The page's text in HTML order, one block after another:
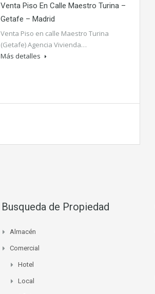
Venta Piso En Calle Maestro Turina –
Getafe – Madrid
Venta Piso en calle Maestro Turina
(Getafe) Agencia Vivienda…
Más detalles
Busqueda de Propiedad
Almacén
Comercial
Hotel
Local